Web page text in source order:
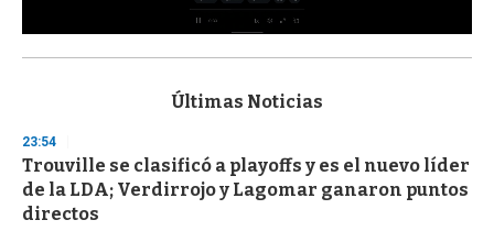
s
d
s
o
f
3
Últimas Noticias
23:54
Trouville se clasificó a playoffs y es el nuevo líder
de la LDA; Verdirrojo y Lagomar ganaron puntos
directos